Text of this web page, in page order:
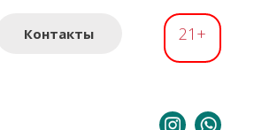
Контакты 21+